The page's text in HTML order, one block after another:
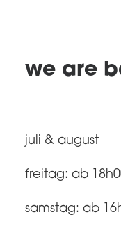
we are
juli & august
freitag: ab
samstag: ab